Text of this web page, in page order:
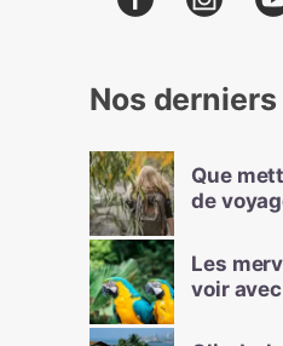
Nos
Que
de
Les
voir